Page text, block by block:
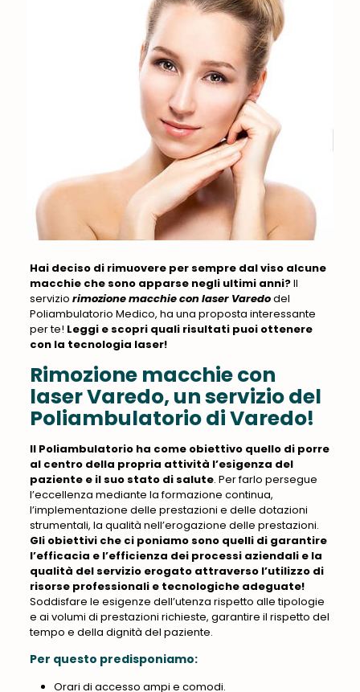
Hai deciso di rimuovere per sempre dal viso alcune
macchie che sono apparse negli ultimi anni?Il
servizio rimozione macchie con laser Varedodel
Poliambulatorio Medico, ha una proposta interessante
per te! Leggi e scopri quali risultati puoi ottenere
con la tecnologia laser!
Rimozione macchie con
laser Varedo, un servizio del
Poliambulatorio di Varedo!
Il Poliambulatorio ha come obiettivo quello di porre
al centro della propria attività l’esigenza del
paziente e il suo stato di salute. Per farlo persegue
l’eccellenza mediante la formazione continua,
l’implementazione delle prestazioni e delle dotazioni
strumentali, la qualità nell’erogazione delle prestazioni.
Gli obiettivi che ci poniamo sono quelli di garantire
l’efficacia e l’efficienza dei processi aziendali e la
qualità del servizio erogato attraverso l’utilizzo di
risorse professionali e tecnologiche adeguate!
Soddisfare le esigenze dell’utenza rispetto alle tipologie
e ai volumi di prestazioni richieste, garantire il rispetto del
tempo e della dignità del paziente.
Per questo predisponiamo:
Orari di accesso ampi e comodi.